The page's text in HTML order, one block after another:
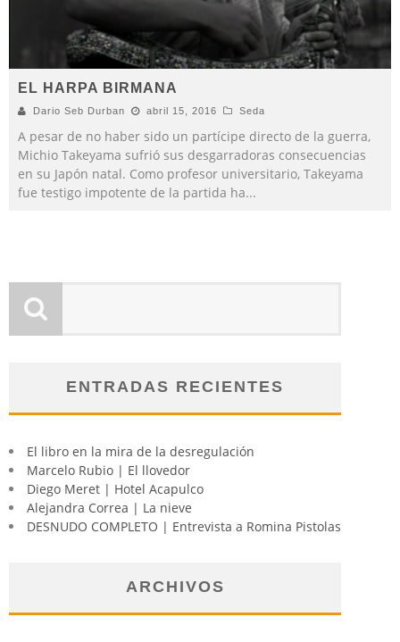
EL HARPA BIRMANA
Dario Seb Durban abril 15, 2016 Seda
A pesar de no haber sido un partícipe directo de la guerra,
Michio Takeyama sufrió sus desgarradoras consecuencias
en su Japón natal. Como profesor universitario, Takeyama
fue testigo impotente de la partida ha...
ENTRADAS RECIENTES
El libro en la mira de la desregulación
Marcelo Rubio | El llovedor
Diego Meret | Hotel Acapulco
Alejandra Correa | La nieve
DESNUDO COMPLETO | Entrevista a Romina Pistolas
ARCHIVOS